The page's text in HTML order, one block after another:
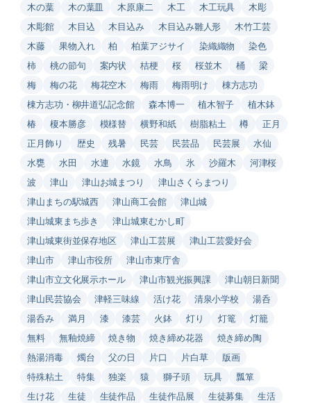
木の葉 木の葉皿 木原康二 木工 木工玩具
木彫
木彫館
木目込 木目込み 木目込み雛人形
木竹工芸
木藤
果物入れ 柏 柏葉アジサイ 染織織物
染色
柿
桃の節句 案内状 桔梗 桜 桜並木 桶
梁
梅
梅の花 梅花空木 梅雨 梅雨明け
棟方志功
棟方志功・柳井道弘記念館
森本博一 植木智子
植木鉢
椿
榎本勝彦 模様替 横野和紙 樹脂粘土 樽
正月
正月飾り
歴史 残暑 民芸 民芸品 民芸展
水仙
水甕
水田 水連 水鏡 水鳥 氷 沙羅木
河津桜
波
津山 津山お城まつり
津山さくらまつり
津山まちの駅城西
津山商工会館
津山城
津山城東まち歩き
津山城東むかし町
津山城東街並保存地区
津山工芸展
津山工芸愛好会
津山市
津山市役所
津山市東庁舎
津山市立文化展示ホール
津山市観光振興課
津山朝日新聞
津山民芸協会
津軽三味線 活け花 清泉小学校
湯呑
湯呑み
満月 漆 漆芸 火鉢 灯り 灯篭
灯籠
無料
無釉焼締 焼き物 焼き締め花器
焼き締め陶
熱湯消毒
燭台 父の日 片口 片白草
版画
特殊粘土
特集 独楽 猿 獅子頭 玩具
瓢箪
生け花
生徒 生徒作品 生徒作品展 生徒募集
生活